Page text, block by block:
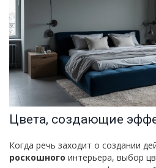
Цвета, создающие
Когда речь заходит о создании
роскошного интерьера, выбор